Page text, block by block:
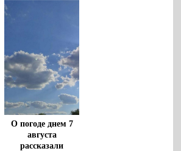
О погоде днем 7
августа
рассказали